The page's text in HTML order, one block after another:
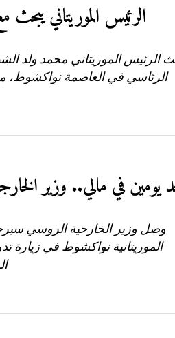
الرئيس الموريتاني
الرئيس الموريتاني محمد ولد
الرئاسي في العاصمة نواكشوط،
يومين في مالي.. وزير
وصل وزير الخارحية الروسي
الموريتانية نواكشوط في زيارة